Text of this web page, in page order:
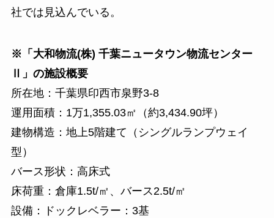
社では見込んでいる。
※「大和物流(株) 千葉ニュータウン物流センター
Ⅱ」の施設概要
所在地：千葉県印西市泉野3-8
運用面積：1万1,355.03㎡（約3,434.90坪）
建物構造：地上5階建て（シングルランプウェイ
型）
バース形状：高床式
床荷重：倉庫1.5t/㎡、バース2.5t/㎡
設備：ドックレベラー：3基